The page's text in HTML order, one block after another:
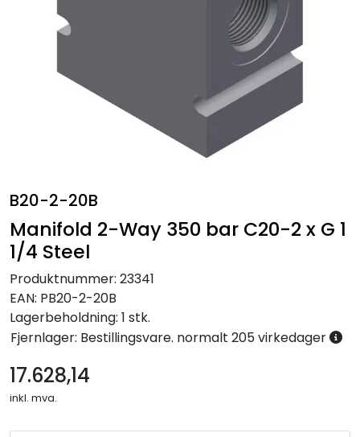
B20-2-20B
Manifold 2-Way 350 bar C20-2 x G 1
1/4 Steel
Produktnummer: 23341
EAN: PB20-2-20B
Lagerbeholdning: 1 stk.
Fjernlager: Bestillingsvare. normalt 205 virkedager
17.628,14
inkl. mva.